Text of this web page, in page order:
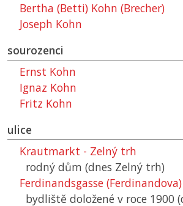
Bertha (Betti) Kohn (Brecher)
Joseph Kohn
sourozenci
Ernst Kohn
Ignaz Kohn
Fritz Kohn
ulice
Krautmarkt - Zelný trh
rodný dům (dnes Zelný trh)
Ferdinandsgasse (Ferdinandova)
bydliště doložené v roce 1900